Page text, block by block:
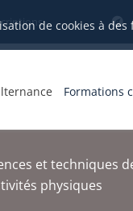
de cookies à
Formations
et techniques
physiques